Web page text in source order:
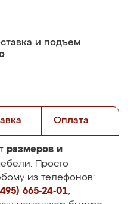
и подъем
Оплата
размеров и
Просто
из телефонов:
665-24-01,